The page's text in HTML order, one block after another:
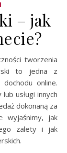
– jak
to jedna z
online.
usługi innych
dokonaną za
wyjaśnimy, jak
zalety i jak